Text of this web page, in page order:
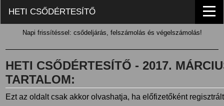
HETI CSŐDÉRTESÍTŐ
Napi frissítéssel: csődeljárás, felszámolás és végelszámolás!
HETI CSŐDÉRTESÍTŐ - 2017.
TARTALOM:
Ezt az oldalt csak akkor olvashatja, ha előfizetőként